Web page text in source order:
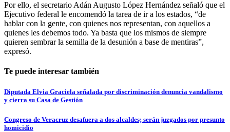
Por ello, el secretario Adán Augusto López Hernández señaló que el
Ejecutivo federal le encomendó la tarea de ir a los estados, “de
hablar con la gente, con quienes nos representan, con aquellos a
quienes les debemos todo. Ya basta que los mismos de siempre
quieren sembrar la semilla de la desunión a base de mentiras”,
expresó.
Te puede interesar también
Diputada Elvia Graciela señalada por discriminación denuncia vandalismo
y cierra su Casa de Gestión
Congreso de Veracruz desafuera a dos alcaldes; serán juzgados por presunto
homicidio